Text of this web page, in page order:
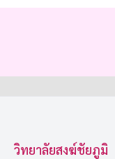
วิทยาลัยสงฆ์ชัยภูมิ